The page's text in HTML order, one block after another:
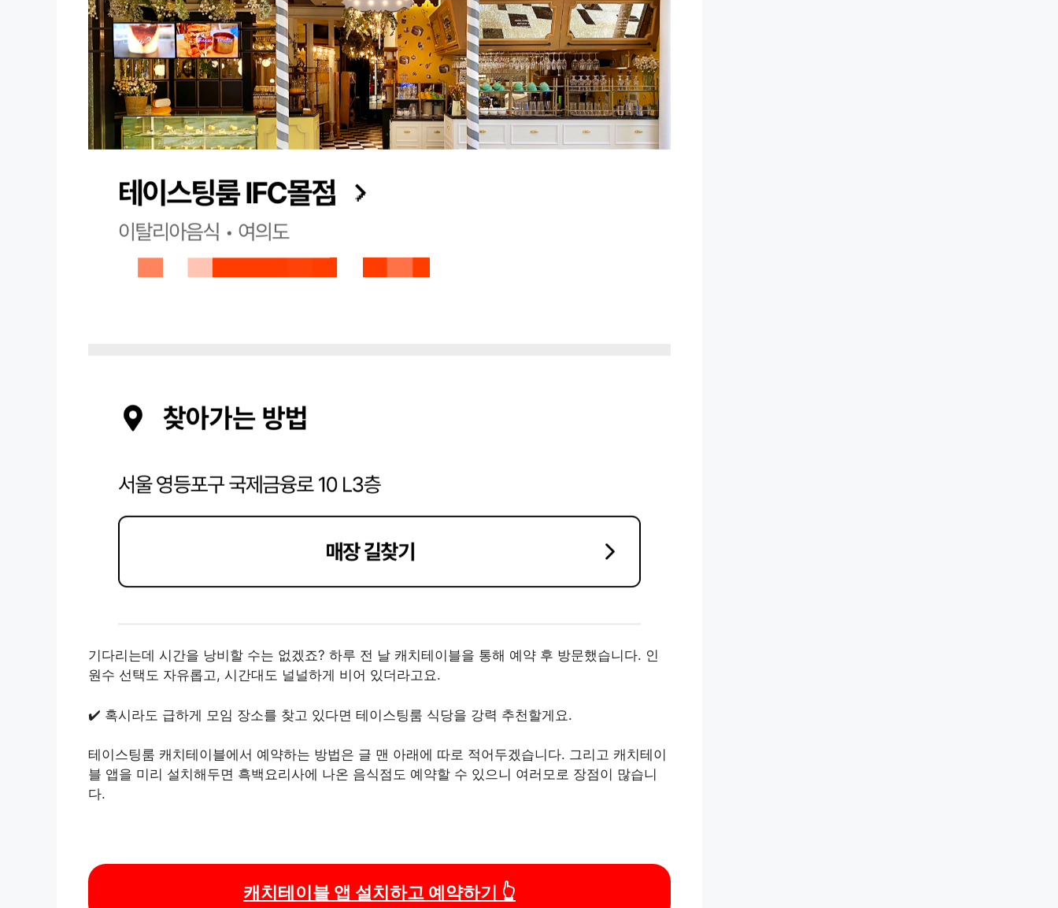
기다리는데 시간을 낭비할 수는 없겠죠? 하루 전 날 캐치테이블을 통해 예약 후 방문했습니다. 인
원수 선택도 자유롭고, 시간대도 널널하게 비어 있더라고요.
✔️ 혹시라도 급하게 모임 장소를 찾고 있다면 테이스팅룸 식당을 강력 추천할게요.
테이스팅룸 캐치테이블에서 예약하는 방법은 글 맨 아래에 따로 적어두겠습니다. 그리고 캐치테이
블 앱을 미리 설치해두면 흑백요리사에 나온 음식점도 예약할 수 있으니 여러모로 장점이 많습니
다.
캐치테이블 앱 설치하고 예약하기 👆